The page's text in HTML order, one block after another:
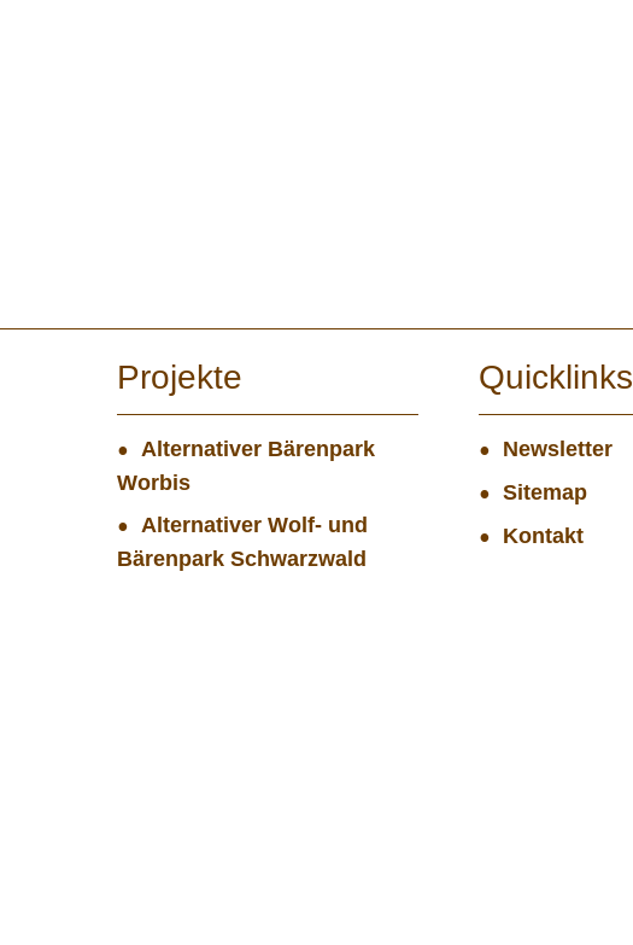
Projekte
Alternativer Bärenpark
Worbis
Alternativer Wolf- und
Bärenpark Schwarzwald
Quicklinks
Newsletter
Sitemap
Kontakt